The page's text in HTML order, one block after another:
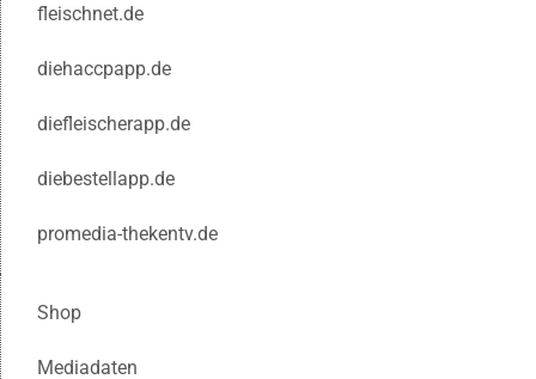
fleischnet.de
diehaccpapp.de
diefleischerapp.de
diebestellapp.de
promedia-thekentv.de
Shop
Mediadaten